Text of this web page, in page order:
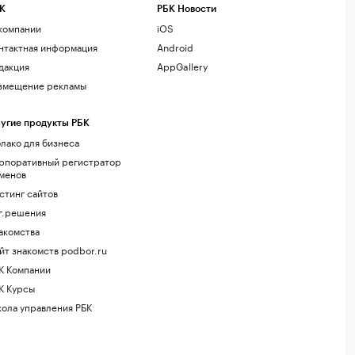
информация
рекламы
продукты РБК
для бизнеса
регистратор
сайтов
знакомств podbor.ru
Компании
Курсы
управления РБК
РБК Новости
iOS
Android
AppGallery